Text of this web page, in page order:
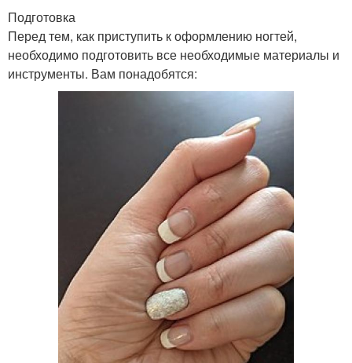
Подготовка
Перед тем, как приступить к оформлению ногтей,
необходимо подготовить все необходимые материалы и
инструменты. Вам понадобятся: